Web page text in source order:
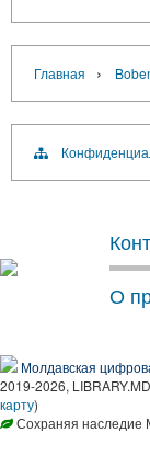
Главная ›
О
Молдавская
2019-2026,
карту)
Сохраняя наследие